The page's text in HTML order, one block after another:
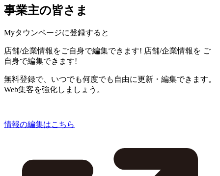
事業主の皆さま
Myタウンページに登録すると
店舗/企業情報をご自身で編集できます! 店舗/企業情報を ご
自身で編集できます!
無料登録で、いつでも何度でも自由に更新・編集できます。
Web集客を強化しましょう。
情報の編集はこちら